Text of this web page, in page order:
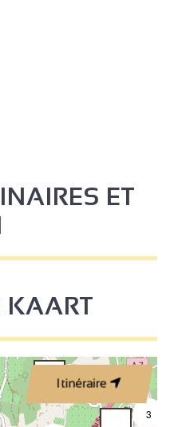
ET
KAART
Itinéraire
3